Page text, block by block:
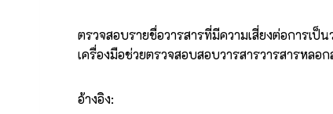
ตรวจสอบรายชื่อวารสารที่มีความเสี่ยงต่อการเป็
เครื่องมือช่วยตรวจสอบสอบวารสารวารสารหลอก
อ้างอิง: